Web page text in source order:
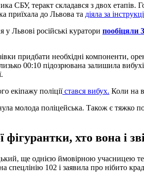
СБУ, теракт складався з двох
приїхала до Львова та діяла за
у Львові російські куратори пообіцяли
придбати необхідні компоненти,
00:10 підозрювана залишила
екіпажу поліціїстався вибух. Коли на
молода поліцейська. Також є тяжко
фігурантки, хто вона і
ще однією ймовірною учасницею
спецлінію 102 і заявила про нібито